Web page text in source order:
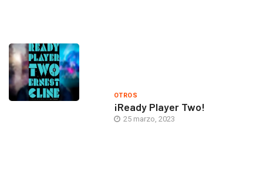
OTROS
¡Ready Player Two!
25 marzo, 2023